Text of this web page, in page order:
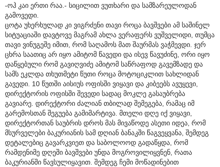
-ოჰ კაი ერთი რაა.- სიცილით ვუთხარი და სამზარეულოდან
გამოვედი.
ცოტა უხერხულად კი ვიგრძენი თავი როცა ბავშვები ამ საშინელ
სიტუაციაში დავტოვე მაგრამ ახლა ვერაფერს ვუშველიდი, თუმცა
თავი ვინუგეშე იმით, რომ საღამოს მათ შაურმას ვაჭმევდი. ჯერ
ცხრა საათიც არ იყო ამიტომ წავედი და ისევ წავუძინე, ორი იყო
დაწყებული რომ გავიღვიძე ამიტომ საწრაფოდ გავემზადე და
სამს ეკლდა თხუთმეტი წუთი როცა მოტოციკლით სახლიდან
გავედი. 10 წუთში აისიუს ოფისში ვიყავი და კიბეებს ავუყევი,
დირექტორის ოფისში შევედი სადაც მოკლე გასაუბრება
გავიარე. დირექტორი ძალიან თბილად შემეგება, რამაც იმ
გარემოსთან შეგუება გამიმარტივა. მთელი დღე იქ ვიყავი,
დირექტორთან საუბრის დროს მას მივაწოდე ასეთი იდეა, რომ
მსურველები ბაკურიანის სამ დღიან ბანაკში წაგვეყვანა, შემდეგ
დეტალებიც გავარკვიეთ და საბოლოოდ გადაწყდა, რომ
რამდენიმე დღეში ბავშვები უნდა მოგროვილიყვნენ, რათა
ბაკურიანში წავსულიყავით. შემდეგ ჩემი მოწადინებით